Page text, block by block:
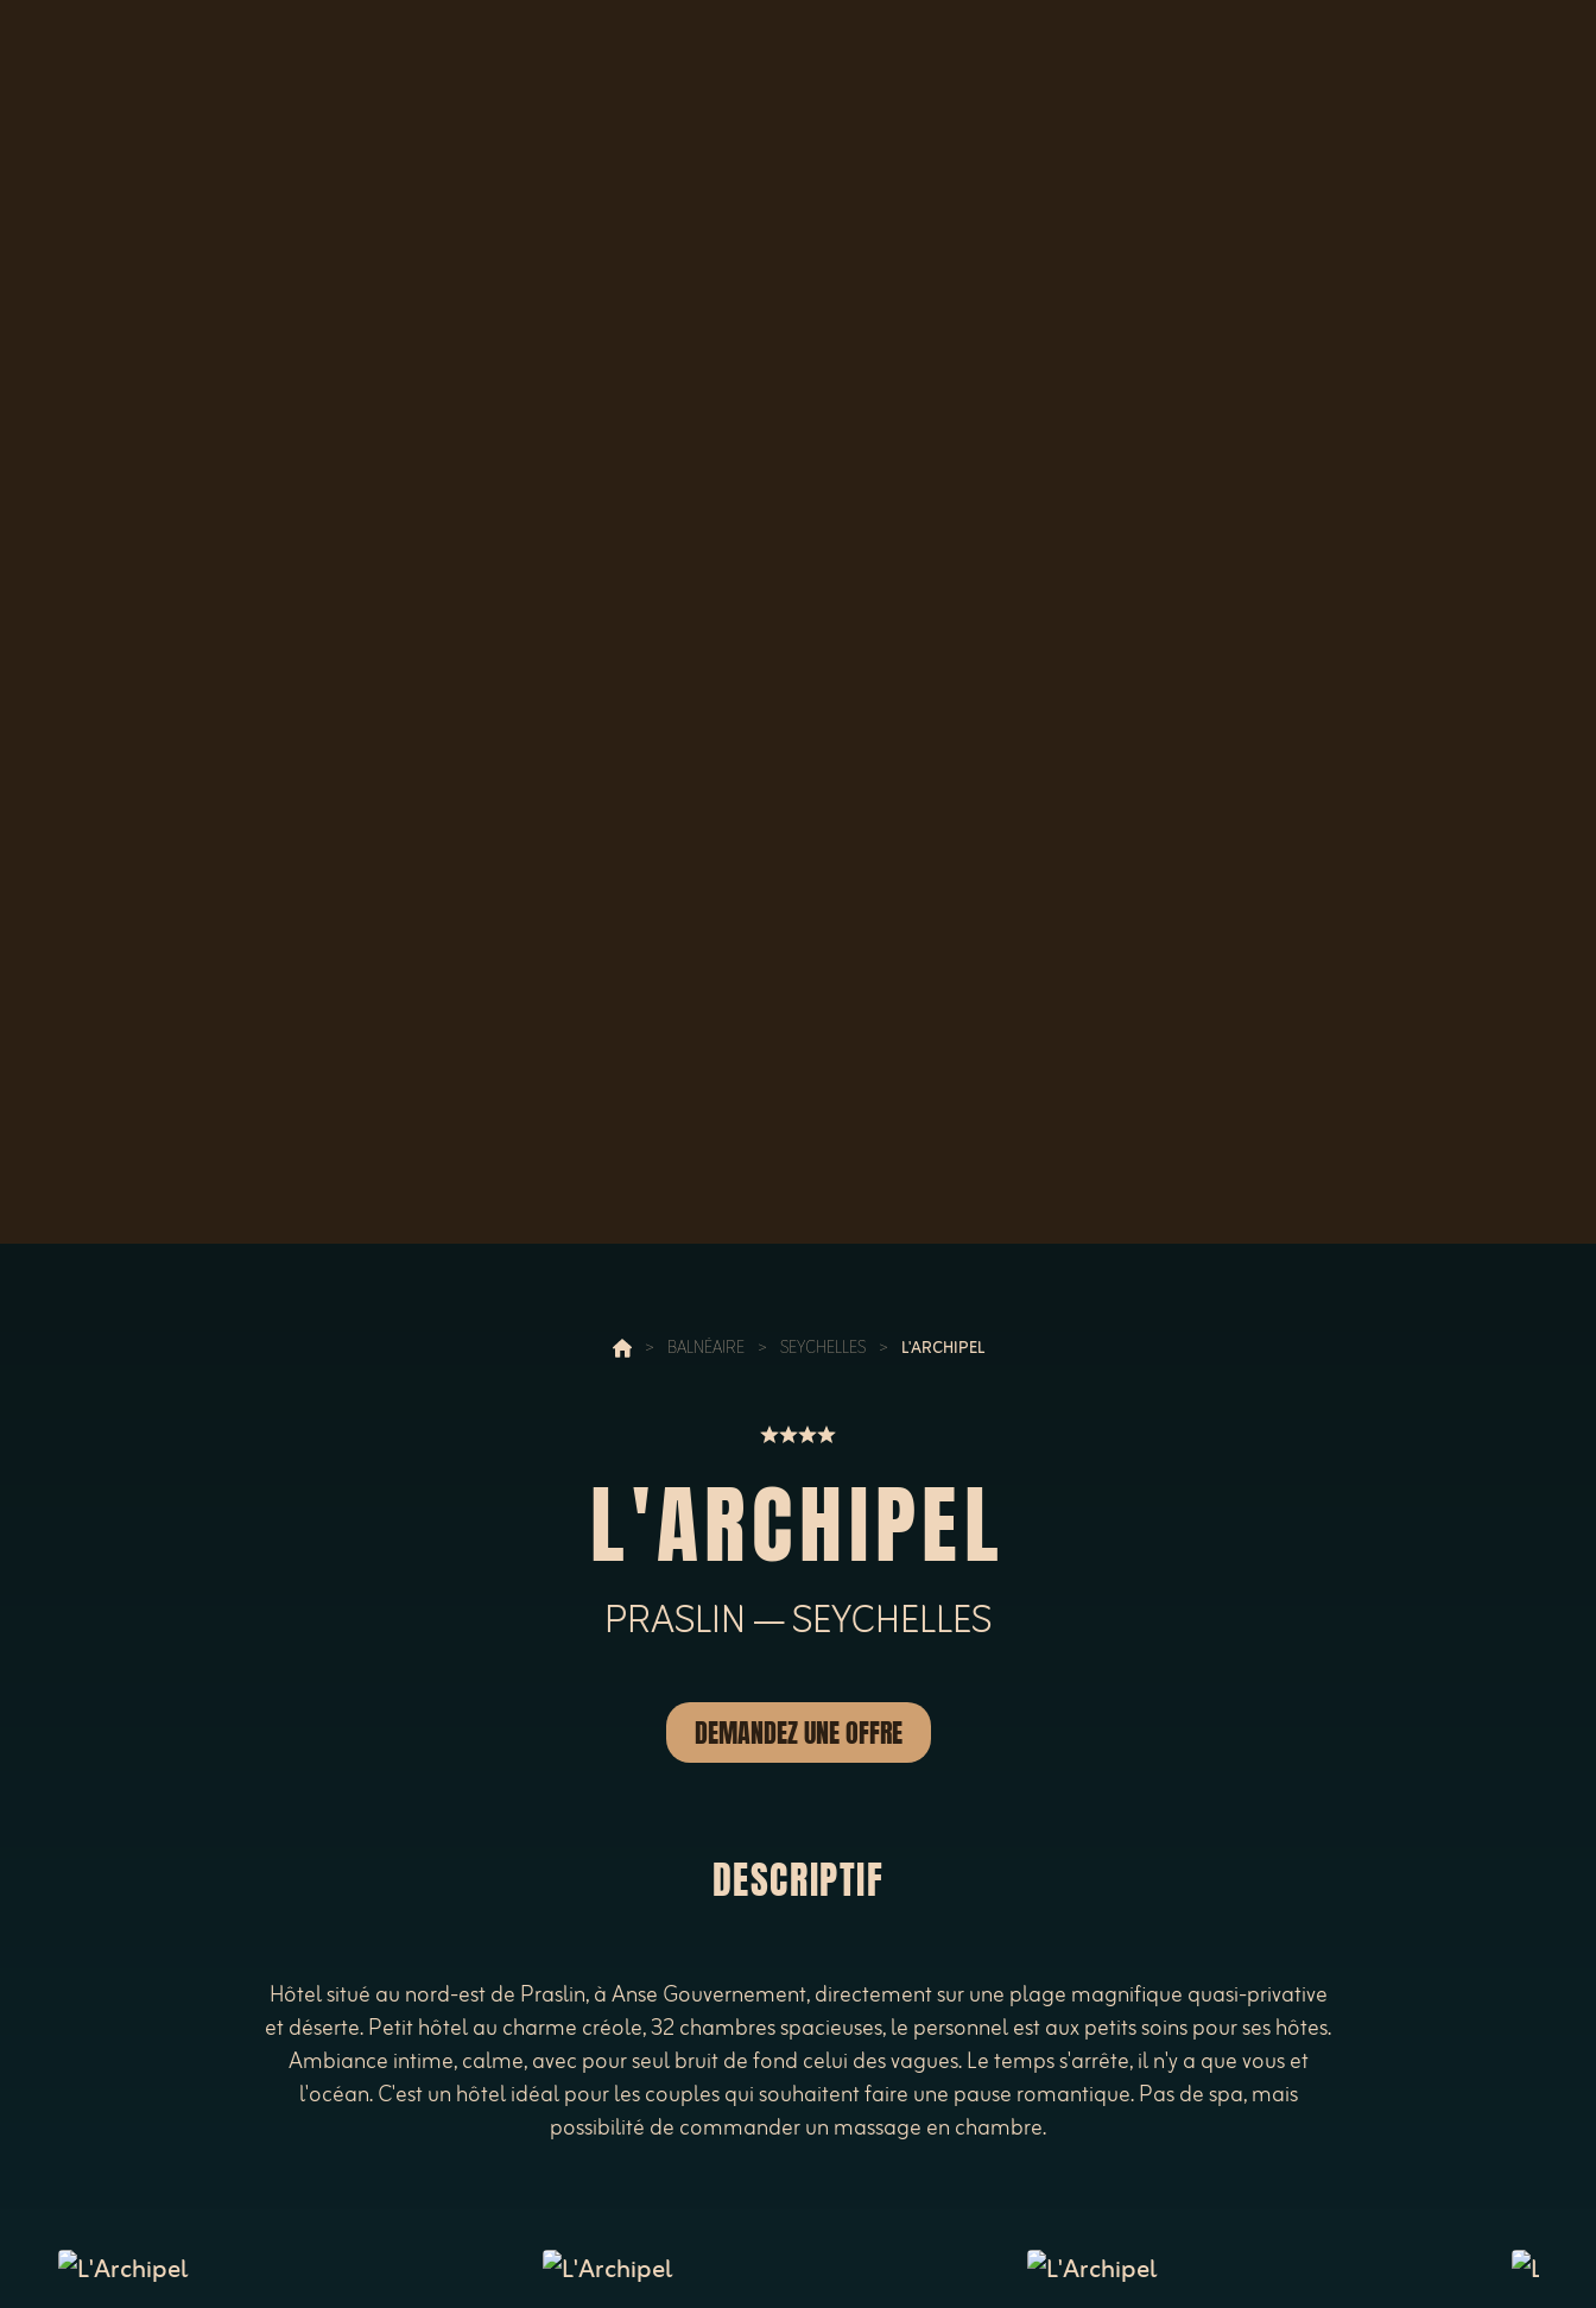
> BALNÉAIRE > SEYCHELLES > L'ARCHIPEL
L'ARCHIPEL
PRASLIN — SEYCHELLES
DEMANDEZ UNE OFFRE
DESCRIPTIF
Hôtel situé au nord-est de Praslin, à Anse Gouvernement, directement sur une plage magnifique quasi-privative
et déserte. Petit hôtel au charme créole, 32 chambres spacieuses, le personnel est aux petits soins pour ses hôtes.
Ambiance intime, calme, avec pour seul bruit de fond celui des vagues. Le temps s'arrête, il n'y a que vous et
l'océan. C'est un hôtel idéal pour les couples qui souhaitent faire une pause romantique. Pas de spa, mais
possibilité de commander un massage en chambre.